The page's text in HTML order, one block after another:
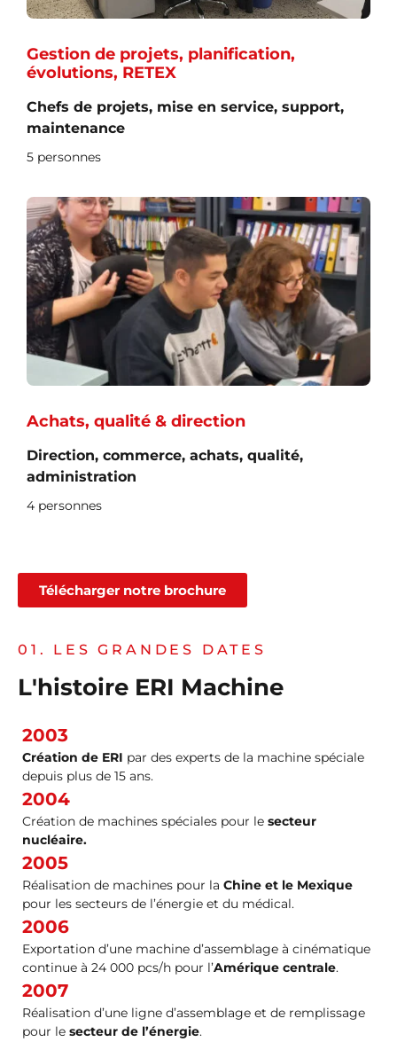
Gestion de projets, planification,
évolutions, RETEX
Chefs de projets, mise en service, support,
maintenance
5 personnes
Achats, qualité & direction
Direction, commerce, achats, qualité,
administration
4 personnes
Télécharger notre brochure
01. LES GRANDES DATES
L'histoire ERI Machine
2003
Création de ERI par des experts de la machine spéciale
depuis plus de 15 ans.
2004
Création de machines spéciales pour le secteur
nucléaire.
2005
Réalisation de machines pour la Chine et le Mexique
pour les secteurs de l’énergie et du médical.
2006
Exportation d’une machine d’assemblage à cinématique
continue à 24 000 pcs/h pour l’Amérique centrale.
2007
Réalisation d’une ligne d’assemblage et de remplissage
pour le secteur de l’énergie.